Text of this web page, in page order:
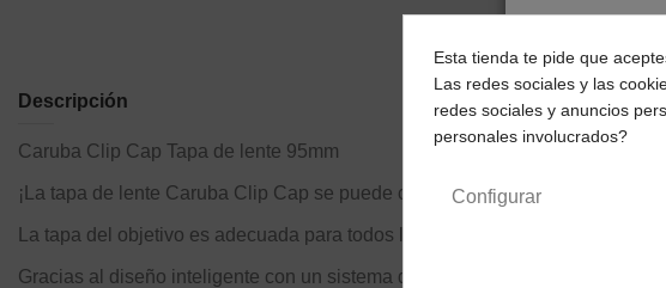
Descripción
Caruba Clip Cap Tapa de lente 95mm
¡La tapa de lente Caruba Clip Cap se puede colocar rápidamente en su
La tapa del objetivo es adecuada para todos los objetivos con el tamaño de
Gracias al diseño inteligente con un sistema de compresión, la tapa del clip
Esta tienda te pide que
Las redes sociales y las
redes sociales y anuncios
personales involucrados?
Configurar